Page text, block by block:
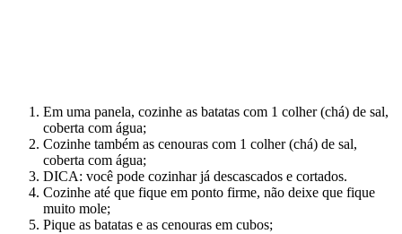
Em uma panela, cozinhe as batatas com 1 colher (chá) de sal,
coberta com água;
Cozinhe também as cenouras com 1 colher (chá) de sal,
coberta com água;
DICA: você pode cozinhar já descascados e cortados.
Cozinhe até que fique em ponto firme, não deixe que fique
muito mole;
Pique as batatas e as cenouras em cubos;